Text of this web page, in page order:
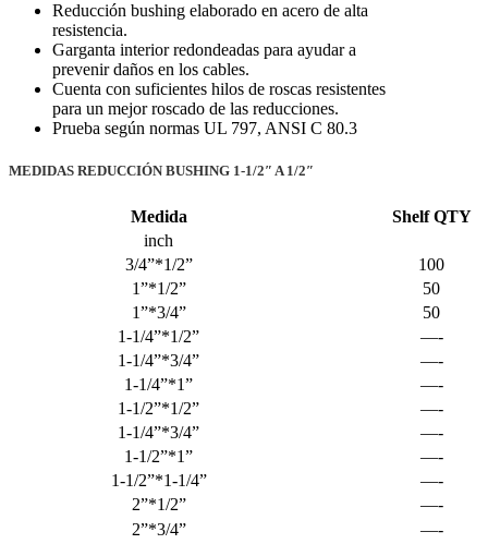
Reducción bushing elaborado en acero de alta
resistencia.
Garganta interior redondeadas para ayudar a
prevenir daños en los cables.
Cuenta con suficientes hilos de roscas resistentes
para un mejor roscado de las reducciones.
Prueba según normas UL 797, ANSI C 80.3
MEDIDAS REDUCCIÓN BUSHING 1-1/2″ A 1/2″
Medida
Shelf QTY
inch
3/4”*1/2”
100
1”*1/2”
50
1”*3/4”
50
1-1/4”*1/2”
—-
1-1/4”*3/4”
—-
1-1/4”*1”
—-
1-1/2”*1/2”
—-
1-1/4”*3/4”
—-
1-1/2”*1”
—-
1-1/2”*1-1/4”
—-
2”*1/2”
—-
2”*3/4”
—-